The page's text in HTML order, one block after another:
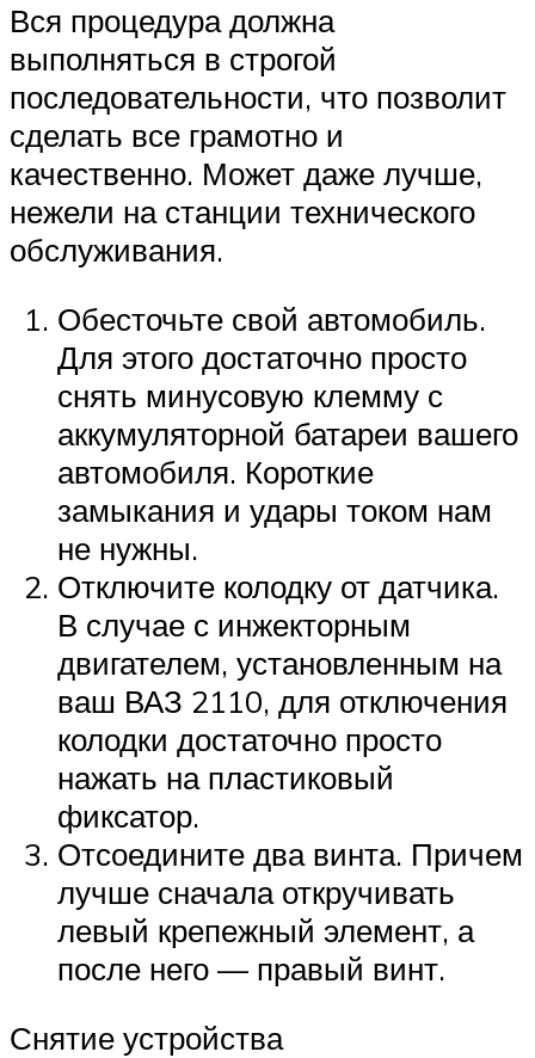
Вся процедура должна
выполняться в строгой
последовательности, что позволит
сделать все грамотно и
качественно. Может даже лучше,
нежели на станции технического
обслуживания.
Обесточьте свой автомобиль.
Для этого достаточно просто
снять минусовую клемму с
аккумуляторной батареи вашего
автомобиля. Короткие
замыкания и удары током нам
не нужны.
Отключите колодку от датчика.
В случае с инжекторным
двигателем, установленным на
ваш ВАЗ 2110, для отключения
колодки достаточно просто
нажать на пластиковый
фиксатор.
Отсоедините два винта. Причем
лучше сначала откручивать
левый крепежный элемент, а
после него — правый винт.
Снятие устройства